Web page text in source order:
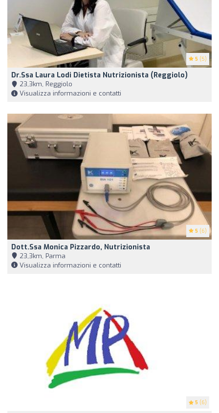
5 (5)
Dr.ssa Laura Lodi Dietista Nutrizionista (Reggiolo)
23,3km, Reggiolo
Visualizza informazioni e contatti
5 (6)
Dott.ssa Monica Pizzardo, Nutrizionista
23,3km, Parma
Visualizza informazioni e contatti
5 (6)